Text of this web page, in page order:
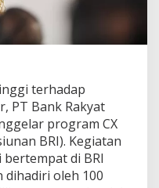
terhadap
PT Bank Rakyat
program CX
BRI). Kegiatan
di BRI
dihadiri oleh 100